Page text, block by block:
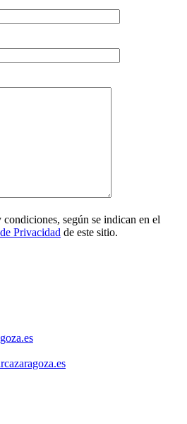
según se indican en el
Privacidad de este sitio.